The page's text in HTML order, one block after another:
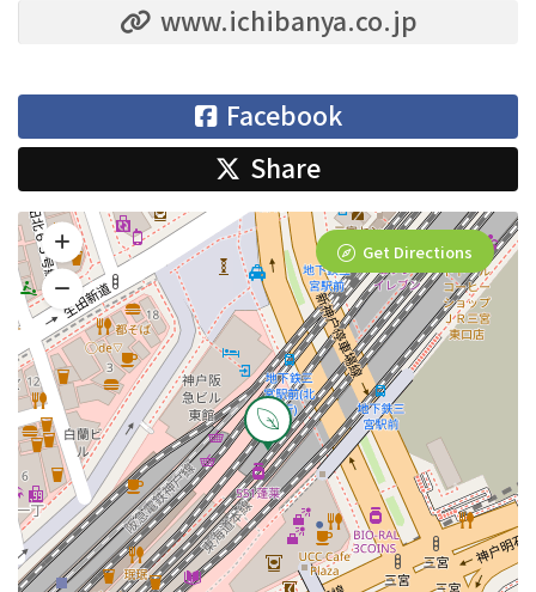
www.ichibanya.co.jp
Facebook
Share
Get Directions